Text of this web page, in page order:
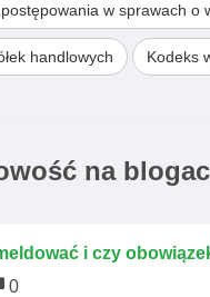
w sprawach o
handlowych Kodeks
na
i czy
0